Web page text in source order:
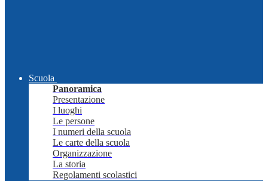
Scuola
Panoramica
Presentazione
I luoghi
Le persone
I numeri della scuola
Le carte della scuola
Organizzazione
La storia
Regolamenti scolastici